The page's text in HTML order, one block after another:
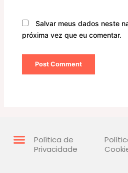
Salvar meus dados neste
próxima vez que eu comentar.
Política de
Privacidade